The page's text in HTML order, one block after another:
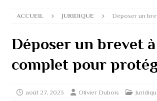
ACCUEIL JURIDIQUE Déposer un
Déposer un brevet
complet pour
août 27, 2023 Olivier Dubois